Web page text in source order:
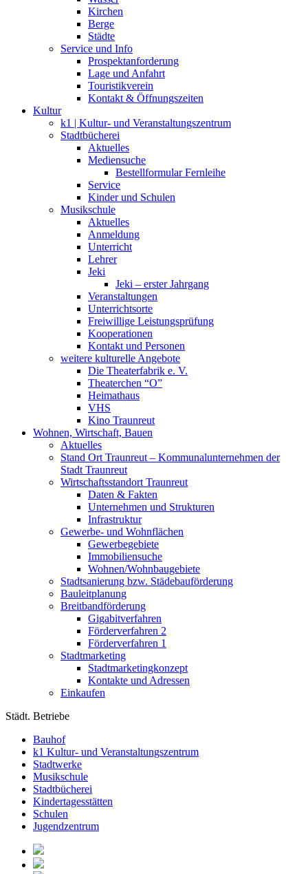
Kirchen
Berge
Städte
Service und Info
Prospektanforderung
Lage und Anfahrt
Touristikverein
Kontakt & Öffnungszeiten
Kultur
k1 | Kultur- und Veranstaltungszentrum
Stadtbücherei
Aktuelles
Mediensuche
Bestellformular Fernleihe
Service
Kinder und Schulen
Musikschule
Aktuelles
Anmeldung
Unterricht
Lehrer
Jeki
Jeki – erster Jahrgang
Veranstaltungen
Unterrichtsorte
Freiwillige Leistungsprüfung
Kooperationen
Kontakt und Personen
weitere kulturelle Angebote
Die Theaterfabrik e. V.
Theaterchen “O”
Heimathaus
VHS
Kino Traunreut
Wohnen, Wirtschaft, Bauen
Aktuelles
Stand Ort Traunreut – Kommunalunternehmen der
Stadt Traunreut
Wirtschaftsstandort Traunreut
Daten & Fakten
Unternehmen und Strukturen
Infrastruktur
Gewerbe- und Wohnflächen
Gewerbegebiete
Immobiliensuche
Wohnen/Wohnbaugebiete
Stadtsanierung bzw. Städebauförderung
Bauleitplanung
Breitbandförderung
Gigabitverfahren
Förderverfahren 2
Förderverfahren 1
Stadtmarketing
Stadtmarketingkonzept
Kontakte und Adressen
Einkaufen
Städt. Betriebe
Bauhof
k1 Kultur- und Veranstaltungszentrum
Stadtwerke
Musikschule
Stadtbücherei
Kindertagesstätten
Schulen
Jugendzentrum